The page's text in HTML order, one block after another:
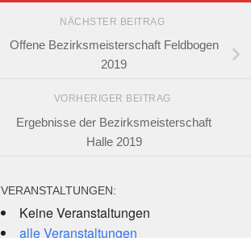
NÄCHSTER BEITRAG
Offene Bezirksmeisterschaft Feldbogen
2019
VORHERIGER BEITRAG
Ergebnisse der Bezirksmeisterschaft
Halle 2019
VERANSTALTUNGEN:
Keine Veranstaltungen
alle Veranstaltungen